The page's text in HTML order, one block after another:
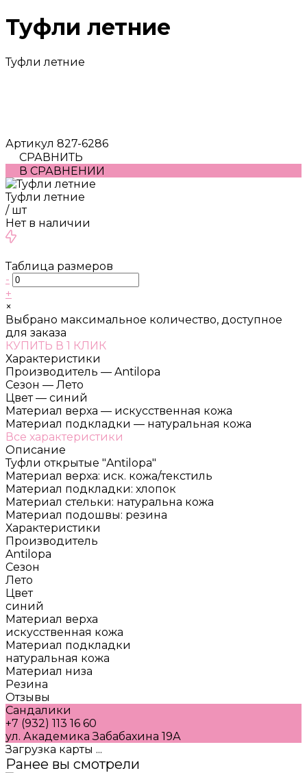
Туфли летние
Туфли летние
Артикул 827-6286
СРАВНИТЬ
В СРАВНЕНИИ
Туфли летние
/ шт
Нет в наличии
Таблица размеров
-
+
×
Выбрано максимальное количество, доступное
для заказа
КУПИТЬ В 1 КЛИК
Характеристики
Производитель — Antilopa
Сезон — Лето
Цвет — синий
Материал верха — искусственная кожа
Материал подкладки — натуральная кожа
Все характеристики
Описание
Туфли открытые "Antilopa"
Материал верха: иск. кожа/текстиль
Материал подкладки: хлопок
Материал стельки: натуральна кожа
Материал подошвы: резина
Характеристики
Производитель
Antilopa
Сезон
Лето
Цвет
синий
Материал верха
искусственная кожа
Материал подкладки
натуральная кожа
Материал низа
Резина
Отзывы
Сандалики
+7 (932) 113 16 60
ул. Академика Забабахина 19А
Загрузка карты ...
Ранее вы смотрели